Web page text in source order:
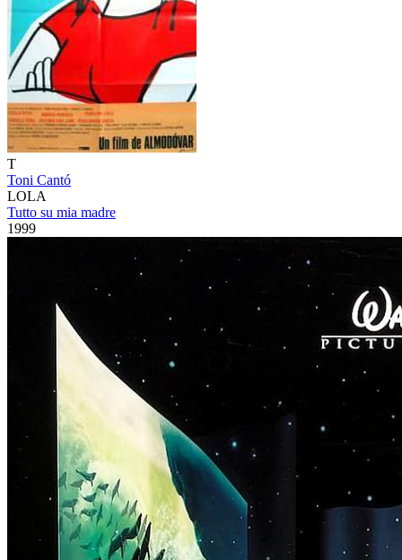
T
Toni Cantó
LOLA
Tutto su mia madre
1999